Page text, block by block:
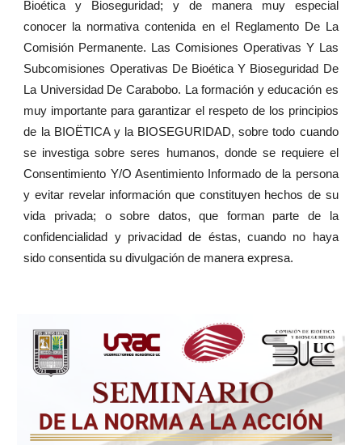
Bioética y Bioseguridad; y de manera muy especial
conocer la normativa contenida en el Reglamento De La
Comisión Permanente. Las Comisiones Operativas Y Las
Subcomisiones Operativas De Bioética Y Bioseguridad De
La Universidad De Carabobo. La formación y educación es
muy importante para garantizar el respeto de los principios
de la BIOËTICA y la BIOSEGURIDAD, sobre todo cuando
se investiga sobre seres humanos, donde se requiere el
Consentimiento Y/O Asentimiento Informado de la persona
y evitar revelar información que constituyen hechos de su
vida privada; o sobre datos, que forman parte de la
confidencialidad y privacidad de éstas, cuando no haya
sido consentida su divulgación de manera expresa.